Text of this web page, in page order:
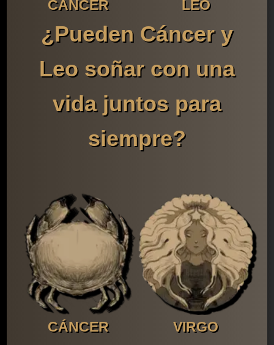
CÁNCER LEO
¿Pueden Cáncer y
Leo soñar con una
vida juntos para
siempre?
CÁNCER VIRGO